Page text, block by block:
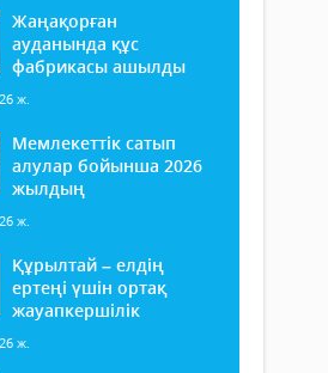
Жаңақорған
ауданында құс
фабрикасы ашылды
ж.
Мемлекеттік сатып
алулар бойынша 2026
жылдың
ж.
Құрылтай – елдің
ертеңі үшін ортақ
жауапкершілік
ж.